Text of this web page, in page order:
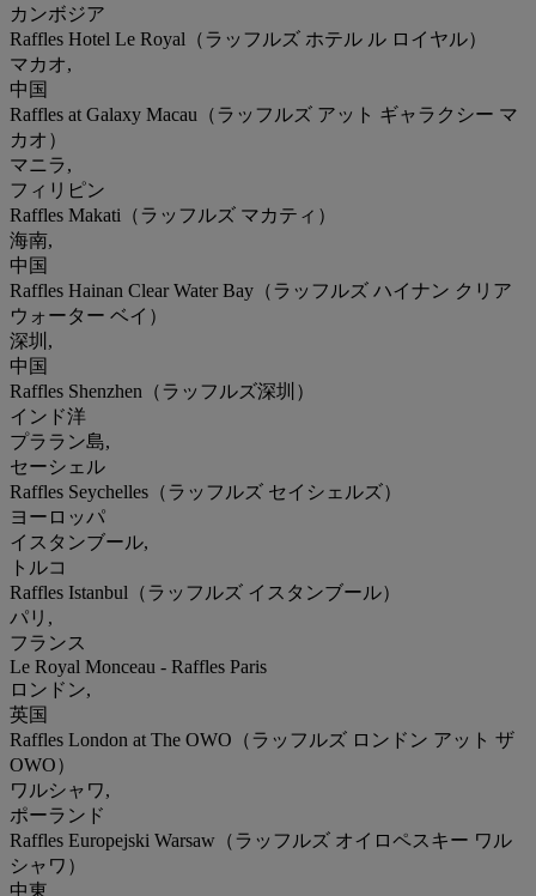
カンボジア
Raffles Hotel Le Royal（ラッフルズ ホテル ル ロイヤル）
マカオ,
中国
Raffles at Galaxy Macau（ラッフルズ アット ギャラクシー マ
カオ）
マニラ,
フィリピン
Raffles Makati（ラッフルズ マカティ）
海南,
中国
Raffles Hainan Clear Water Bay（ラッフルズ ハイナン クリア
ウォーター ベイ）
深圳,
中国
Raffles Shenzhen（ラッフルズ深圳）
インド洋
プララン島,
セーシェル
Raffles Seychelles（ラッフルズ セイシェルズ）
ヨーロッパ
イスタンブール,
トルコ
Raffles Istanbul（ラッフルズ イスタンブール）
パリ,
フランス
Le Royal Monceau - Raffles Paris
ロンドン,
英国
Raffles London at The OWO（ラッフルズ ロンドン アット ザ
OWO）
ワルシャワ,
ポーランド
Raffles Europejski Warsaw（ラッフルズ オイロペスキー ワル
シャワ）
中東